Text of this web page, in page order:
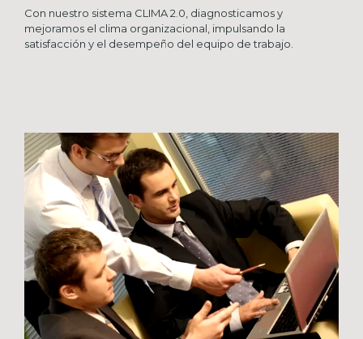
Con nuestro sistema CLIMA 2.0, diagnosticamos y
mejoramos el clima organizacional, impulsando la
satisfacción y el desempeño del equipo de trabajo.